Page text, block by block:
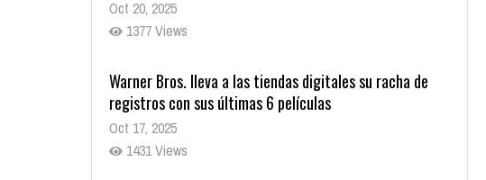
Oct 17, 2025
1431 Views
CRUNCHYROLL ANUNCIA FECHA DE ESTRENO EN CINES
DE JUJUTSU KAISEN: EJECUCIÓN
Oct 7, 2025
1755 Views